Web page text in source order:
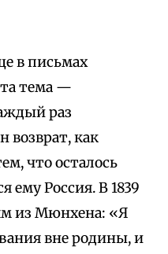
в письмах
тема —
раз
возврат, как
что осталось
ему Россия. В 1839
из Мюнхена: «Я
вне родины, и